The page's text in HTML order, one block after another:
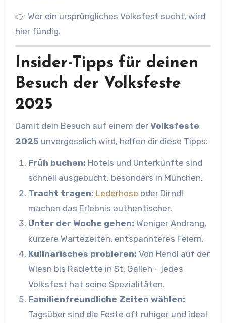
👉 Wer ein ursprüngliches Volksfest sucht, wird
hier fündig.
Insider-Tipps für deinen
Besuch der Volksfeste
2025
Damit dein Besuch auf einem der Volksfeste
2025 unvergesslich wird, helfen dir diese Tipps:
Früh buchen: Hotels und Unterkünfte sind
schnell ausgebucht, besonders in München.
Tracht tragen: Lederhose oder Dirndl
machen das Erlebnis authentischer.
Unter der Woche gehen: Weniger Andrang,
kürzere Wartezeiten, entspannteres Feiern.
Kulinarisches probieren: Von Hendl auf der
Wiesn bis Raclette in St. Gallen – jedes
Volksfest hat seine Spezialitäten.
Familienfreundliche Zeiten wählen:
Tagsüber sind die Feste oft ruhiger und ideal